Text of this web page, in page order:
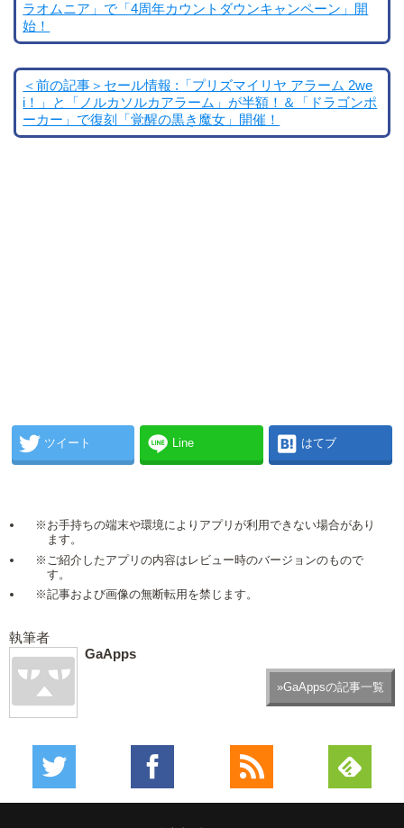
ラオムニア」で「4周年カウントダウンキャンペーン」開
始！
＜前の記事＞セール情報 :「プリズマイリヤ アラーム 2we
i！」と「ノルカソルカアラーム」が半額！＆「ドラゴンポ
ーカー」で復刻「覚醒の黒き魔女」開催！
ツイート Line はてブ
※お手持ちの端末や環境によりアプリが利用できない場合があり
ます。
※ご紹介したアプリの内容はレビュー時のバージョンのもので
す。
※記事および画像の無断転用を禁じます。
執筆者
GaApps
»GaAppsの記事一覧